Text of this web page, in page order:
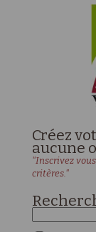
Créez
aucune
"Inscrivez
critères."